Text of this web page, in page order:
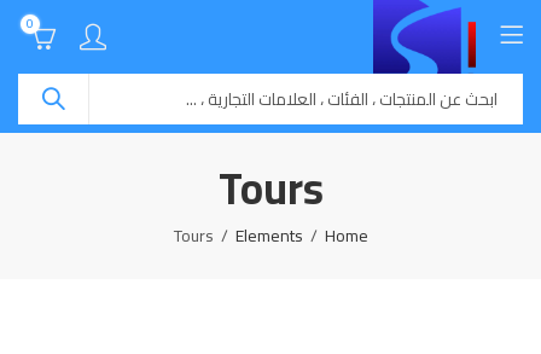
0
Tours
Home
Elements
Tours